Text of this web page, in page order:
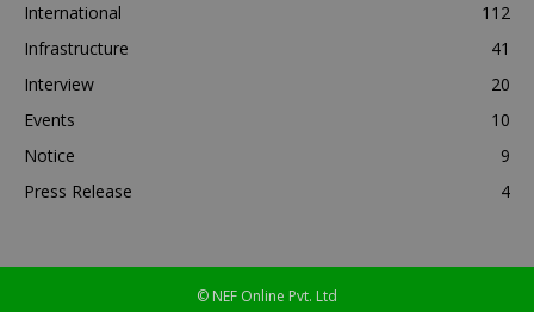
International
112
Infrastructure
41
Interview
20
Events
10
Notice
9
Press Release
4
© NEF Online Pvt. Ltd